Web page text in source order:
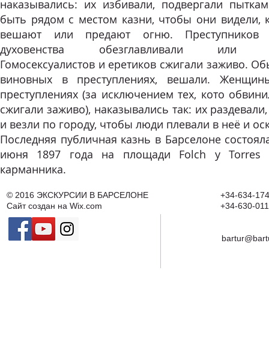
наказывались: их избивали, подвергали
быть рядом с местом казни, чтобы они видели,
вешают или предают огню.
духовенства обезглавливали или
Гомосексуалистов и еретиков сжигали заживо.
виновных в преступлениях, вешали.
преступлениях (за исключением тех, кото
сжигали заживо), наказывались так: их
и везли по городу, чтобы люди плевали в неё и
Последняя публичная казнь в Барселоне
июня 1897 года на площади Folch y Torres
карманника.
© 2016 ЭКСКУРСИИ В БАРСЕЛОНЕ
Сайт создан на Wix.com
+34-634-
+34-630-